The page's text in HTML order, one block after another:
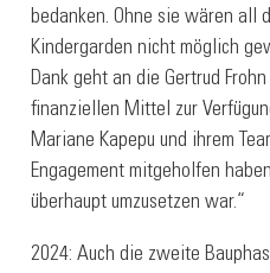
bedanken. Ohne sie wären all
Kindergarden nicht möglich
Dank geht an die Gertrud
finanziellen Mittel zur
Mariane Kapepu und ihrem
Engagement mitgeholfen
überhaupt umzusetzen war.“
2024: Auch die zweite